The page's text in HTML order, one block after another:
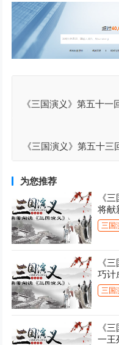
《三国演义》第五十
《三国演义》第五十
为您推荐
《
将
三国
《
巧
三国
《
一